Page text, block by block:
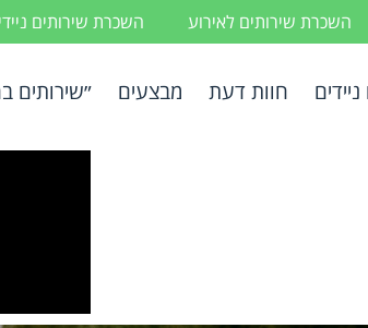
השכרת שירותים לאירוע השכרת שירותים
חוות דעת מבצעים ״שירותים